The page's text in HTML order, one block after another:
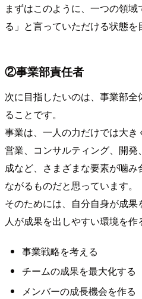
まずはこのように、一つの領
る」と言っていただける状態を
②事業部責任者
次に目指したいのは、事業部
ることです。
事業は、一人の力だけでは大き
営業、コンサルティング、開
成など、さまざまな要素が噛
ながるものだと思っています。
そのためには、自分自身が成
人が成果を出しやすい環境を作
事業戦略を考える
チームの成果を最大化する
メンバーの成長機会を作る